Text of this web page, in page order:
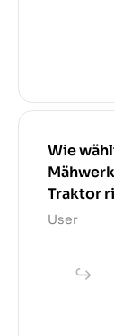
Wie
Traktor
User